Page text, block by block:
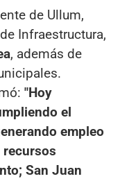
de Ullum,
Infraestructura,
, además de
"Hoy
el
empleo
recursos
San Juan